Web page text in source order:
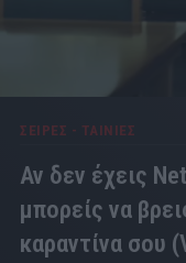
ΣΕΙΡΕΣ - ΤΑΙΝΙΕΣ
Αν δεν έχεις
μπορείς να
καραντίνα σου